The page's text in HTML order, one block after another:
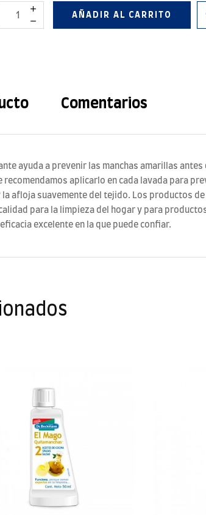
AÑADIR AL CARRITO
Comentarios
ayuda a prevenir las manchas amarillas antes
aplicarlo en cada lavada para
la afloja suavemente del tejido. Los productos de
para la limpieza del hogar y para
excelente en la que puede confiar.